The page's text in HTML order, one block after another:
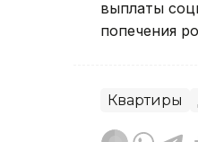
выплаты
попечения
Квартиры